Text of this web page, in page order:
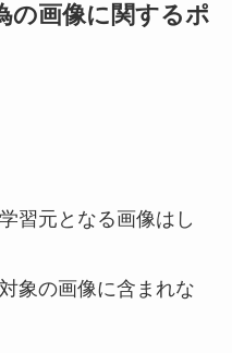
の画像に関するポ
習元となる画像はし
象の画像に含まれな